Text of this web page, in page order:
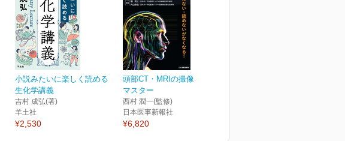
小説みたいに楽しく読める
生化学講義
吉村 成弘(著)
羊土社
¥2,530
頭部CT・MRIの撮像・読影
マスター
西村 潤一(監修)
日本医事新報社
¥6,820